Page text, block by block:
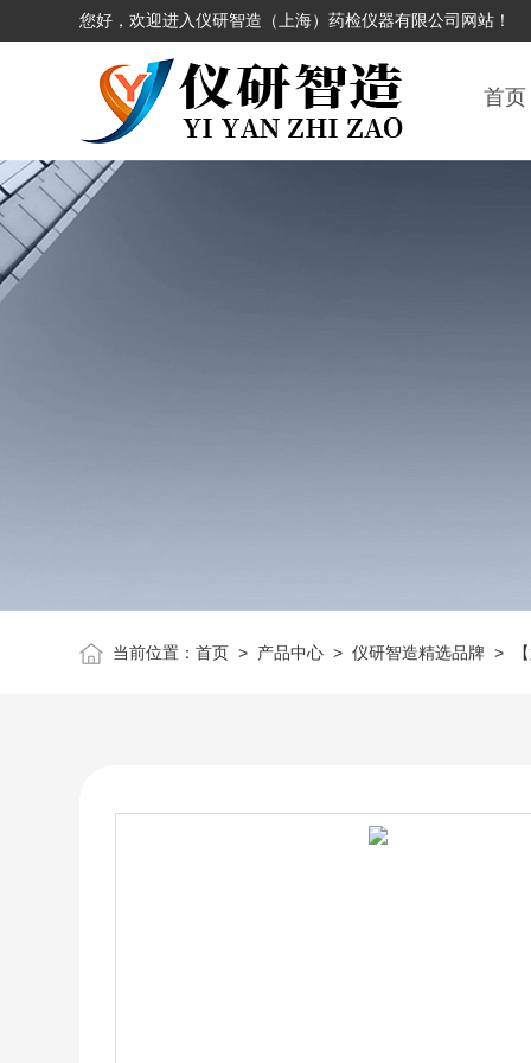
您好，欢迎进入仪研智造（上海）药检仪器有限公司网站！
首页
当前位置：首页 > 产品中心 >仪研智造精选品牌 >